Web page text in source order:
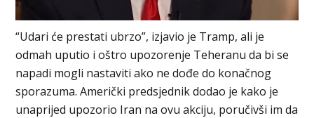
“Udari će prestati ubrzo”, izjavio je Tramp, ali je
odmah uputio i oštro upozorenje Teheranu da bi se
napadi mogli nastaviti ako ne dođe do konačnog
sporazuma. Američki predsjednik dodao je kako je
unaprijed upozorio Iran na ovu akciju, poručivši im da